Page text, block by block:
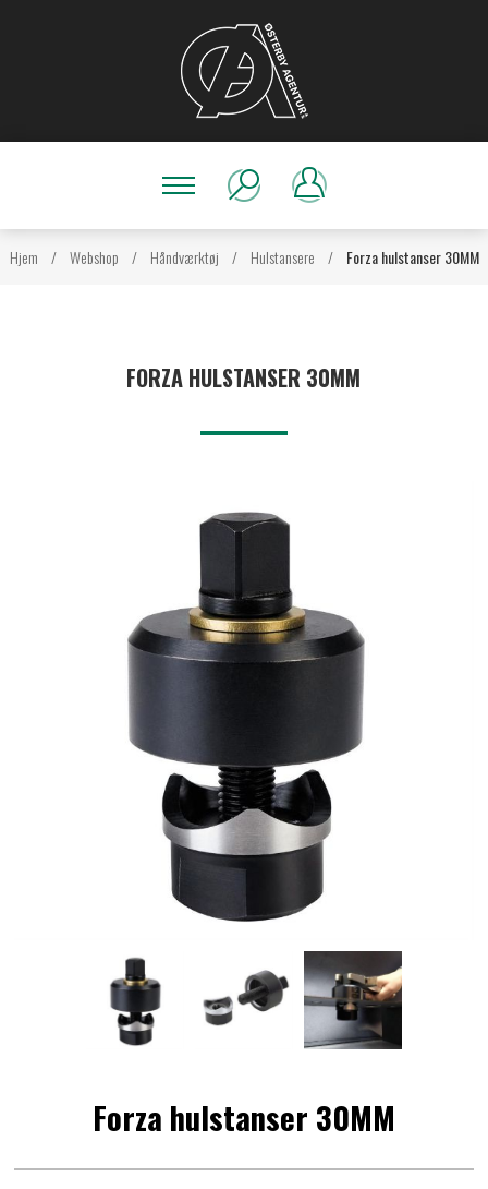
Hjem / Webshop / Håndværktøj / Hulstansere / Forza hulstanser 30MM
FORZA HULSTANSER 30MM
Forza hulstanser 30MM